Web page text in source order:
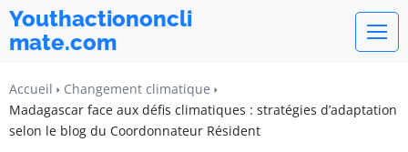
Youthactiononcli
mate.com
Accueil
Changement climatique
Madagascar face aux défis climatiques : stratégies d’adaptation
selon le blog du Coordonnateur Résident